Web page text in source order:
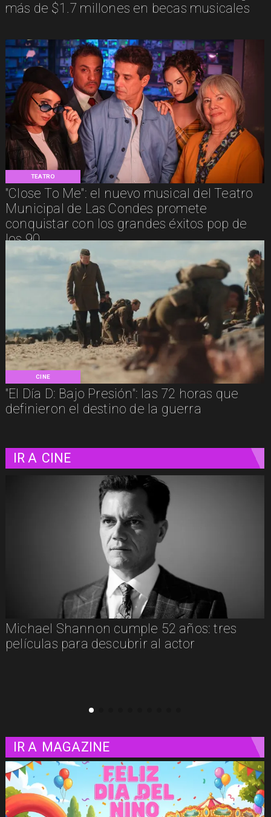
más de $1.7 millones en becas musicales
TEATRO
"Close To Me": el nuevo musical del Teatro
Municipal de Las Condes promete
conquistar con los grandes éxitos pop de
los 90
CINE
"El Día D: Bajo Presión": las 72 horas que
definieron el destino de la guerra
IR A CINE
cumple 52 años: tres
al actor
"El Día D: Bajo
definieron el
IR A MAGAZINE